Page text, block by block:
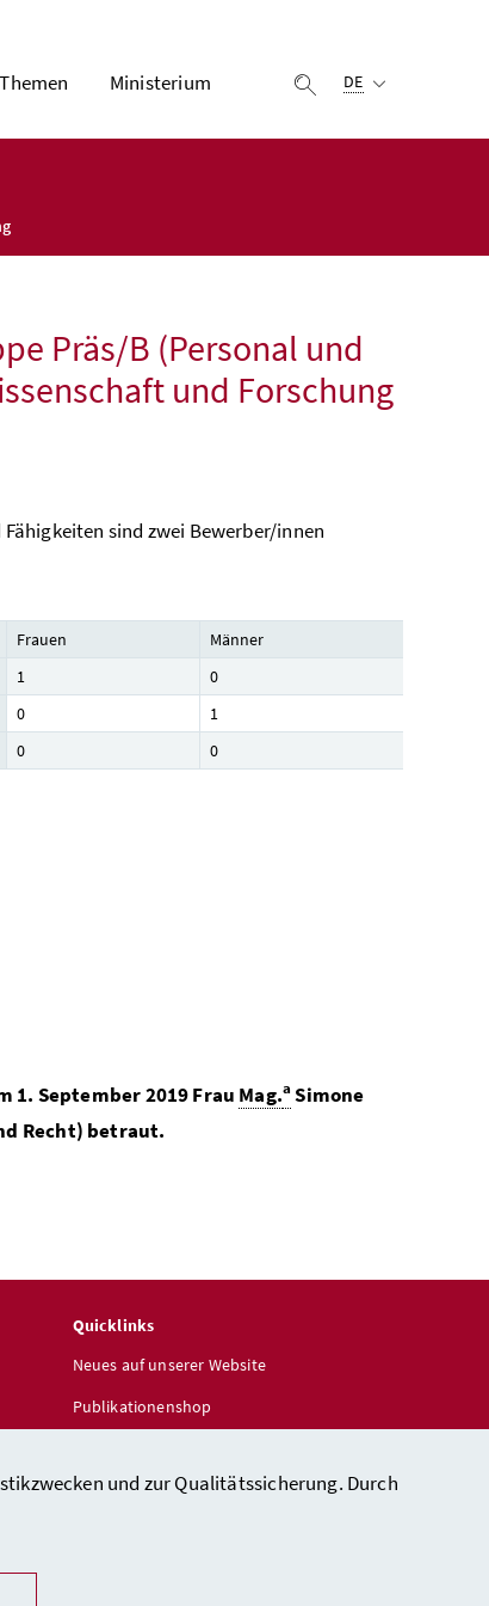
und zur Qualitätssicherung. Durch
Themen Ministerium Suche einblenden
DE
Präs/B (Personal und
und Forschung
sind zwei Bewerber/innen
Frauen
Männer
1
0
0
1
0 0
1. September 2019 Frau Mag.a Simone
Recht) betraut.
Quicklinks
Neues auf unserer Website
Publikationenshop